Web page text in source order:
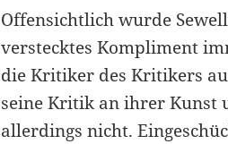
Offensichtlich wurde
verstecktes Kompliment
die Kritiker des Kritikers
seine Kritik an ihrer Kunst
allerdings nicht.